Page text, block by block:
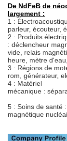
De NdFeB de
largement :
1 :
parleur, écouteur,
2 : Produits
: déclencheur
vide, relais
heure, mètre
3 : Régions de
rom, générateur,
4 : Matériel
mécanique :
5 : Soins de santé
magnétique